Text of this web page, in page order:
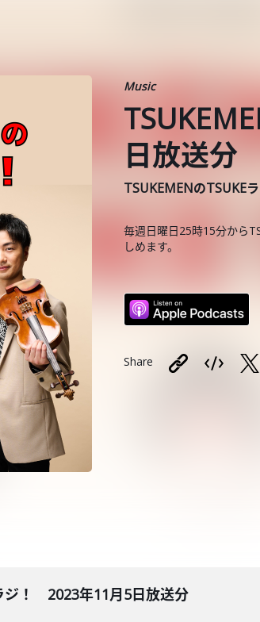
Music
日放送分
TSUKEMENのTSUKEラ
毎週日曜日25時15分から
しめます。
Share
ジ！ 2023年11月5日放送分